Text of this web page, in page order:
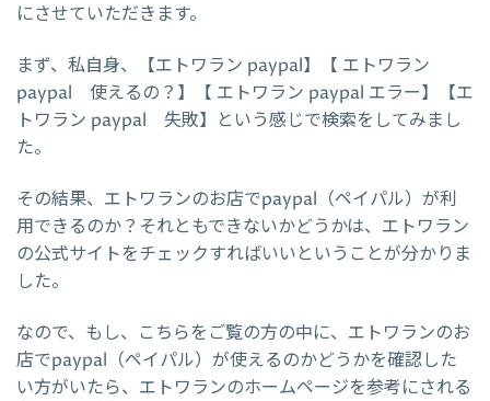
にさせていただきます。
まず、私自身、【エトワラン paypal】【 エトワラン
paypal 使えるの？】【 エトワラン paypal エラー】【エ
トワラン paypal 失敗】という感じで検索をしてみまし
た。
その結果、エトワランのお店でpaypal（ペイパル）が利
用できるのか？それともできないかどうかは、エトワラン
の公式サイトをチェックすればいいということが分かりま
した。
なので、もし、こちらをご覧の方の中に、エトワランのお
店でpaypal（ペイパル）が使えるのかどうかを確認した
い方がいたら、エトワランのホームページを参考にされる